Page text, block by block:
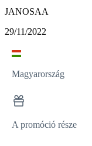
JANOSAA
29/11/2022
Magyarország
A promóció része